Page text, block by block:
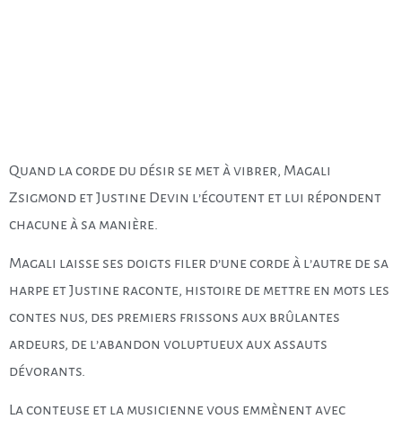
Quand la corde du désir se met à vibrer, Magali
Zsigmond et Justine Devin l’écoutent et lui répondent
chacune à sa manière.
Magali laisse ses doigts filer d’une corde à l’autre de sa
harpe et Justine raconte, histoire de mettre en mots les
contes nus, des premiers frissons aux brûlantes
ardeurs, de l’abandon voluptueux aux assauts
dévorants.
La conteuse et la musicienne vous emmènent avec